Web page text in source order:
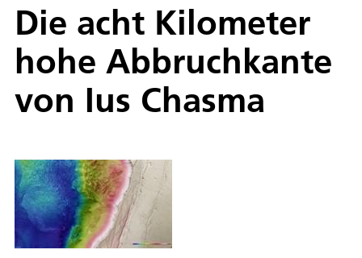
Die acht Kilometer
hohe Abbruchkante
von Ius Chasma